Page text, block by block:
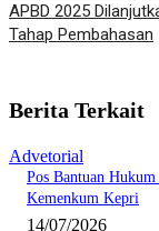
APBD 2025
Tahap Pembahasan
Berita Terkait
Advetorial
Pos Bantuan
Kemenkum Kepri
14/07/2026